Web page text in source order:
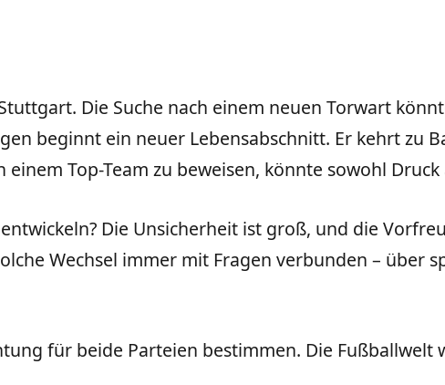
Die Suche nach einem neuen Torwart
beginnt ein neuer Lebensabschnitt. Er kehrt zu
Top-Team zu beweisen, könnte sowohl
Die Unsicherheit ist groß, und die
Wechsel immer mit Fragen verbunden – über
für beide Parteien bestimmen. Die Fußballwelt